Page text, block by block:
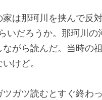
は那珂川を挟んで反
いだろうか。那珂川
がら読んだ。当時の
けど。
ガツ読むとすぐ終わ